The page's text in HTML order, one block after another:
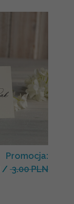
Promocja:
/ 3.00 PLN